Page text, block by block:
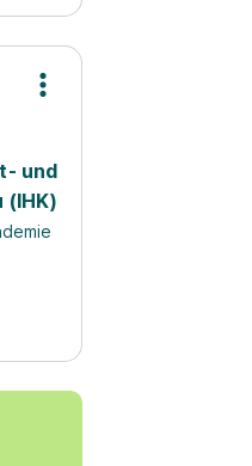
und
(IHK)